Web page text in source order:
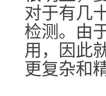
对于有几
检测。由
用，因此
更复杂和